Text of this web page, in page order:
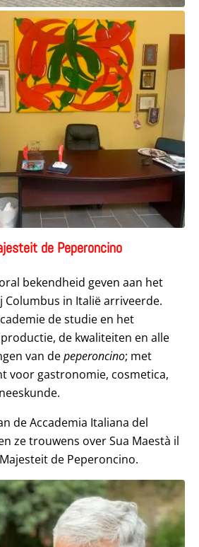
de Peperoncino
bekendheid geven aan het
Columbus in Italië arriveerde.
de studie en het
de kwaliteiten en alle
van depeperoncino; met
voor gastronomie, cosmetica,
de Accademia Italiana del
ze trouwens over Sua Maestà il
de Peperoncino.